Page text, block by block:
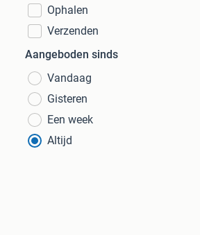
Ophalen
Verzenden
Aangeboden sinds
Vandaag
Gisteren
Een week
Altijd